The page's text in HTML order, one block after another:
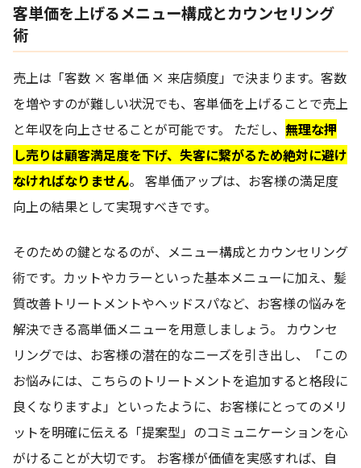
客単価を上げるメニュー構成とカウンセリング
術
売上は「客数 × 客単価 × 来店頻度」で決まります。客数
を増やすのが難しい状況でも、客単価を上げることで売上
と年収を向上させることが可能です。 ただし、 無理な押
し売りは顧客満足度を下げ、失客に繋がるため絶対に避け
なければなりません。 客単価アップは、お客様の満足度
向上の結果として実現すべきです。
そのための鍵となるのが、メニュー構成とカウンセリング
術です。カットやカラーといった基本メニューに加え、髪
質改善トリートメントやヘッドスパなど、お客様の悩みを
解決できる高単価メニューを用意しましょう。 カウンセ
リングでは、お客様の潜在的なニーズを引き出し、「この
お悩みには、こちらのトリートメントを追加すると格段に
良くなりますよ」といったように、お客様にとってのメリ
ットを明確に伝える「提案型」のコミュニケーションを心
がけることが大切です。 お客様が価値を実感すれば、自